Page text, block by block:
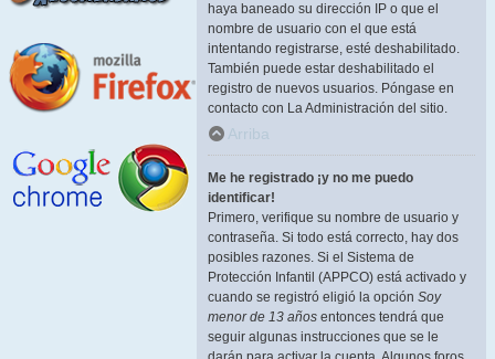
haya baneado su dirección IP o que el
nombre de usuario con el que está
intentando registrarse, esté deshabilitado.
También puede estar deshabilitado el
registro de nuevos usuarios. Póngase en
contacto con La Administración del sitio.
Arriba
Me he registrado ¡y no me puedo
identificar!
Primero, verifique su nombre de usuario y
contraseña. Si todo está correcto, hay dos
posibles razones. Si el Sistema de
Protección Infantil (APPCO) está activado y
cuando se registró eligió la opción Soy
menor de 13 años entonces tendrá que
seguir algunas instrucciones que se le